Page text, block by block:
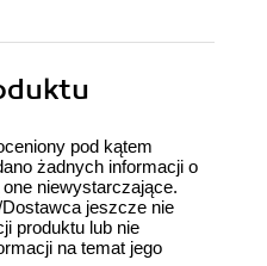
pod kątem
żadnych informacji o
one niewystarczające.
jeszcze nie
produktu lub nie
na temat jego